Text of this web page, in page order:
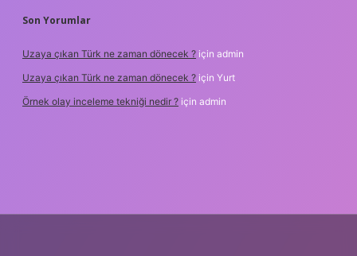
Son Yorumlar
Uzaya çıkan Türk ne zaman dönecek ? için admin
Uzaya çıkan Türk ne zaman dönecek ? için Yurt
Örnek olay inceleme tekniği nedir ? için admin